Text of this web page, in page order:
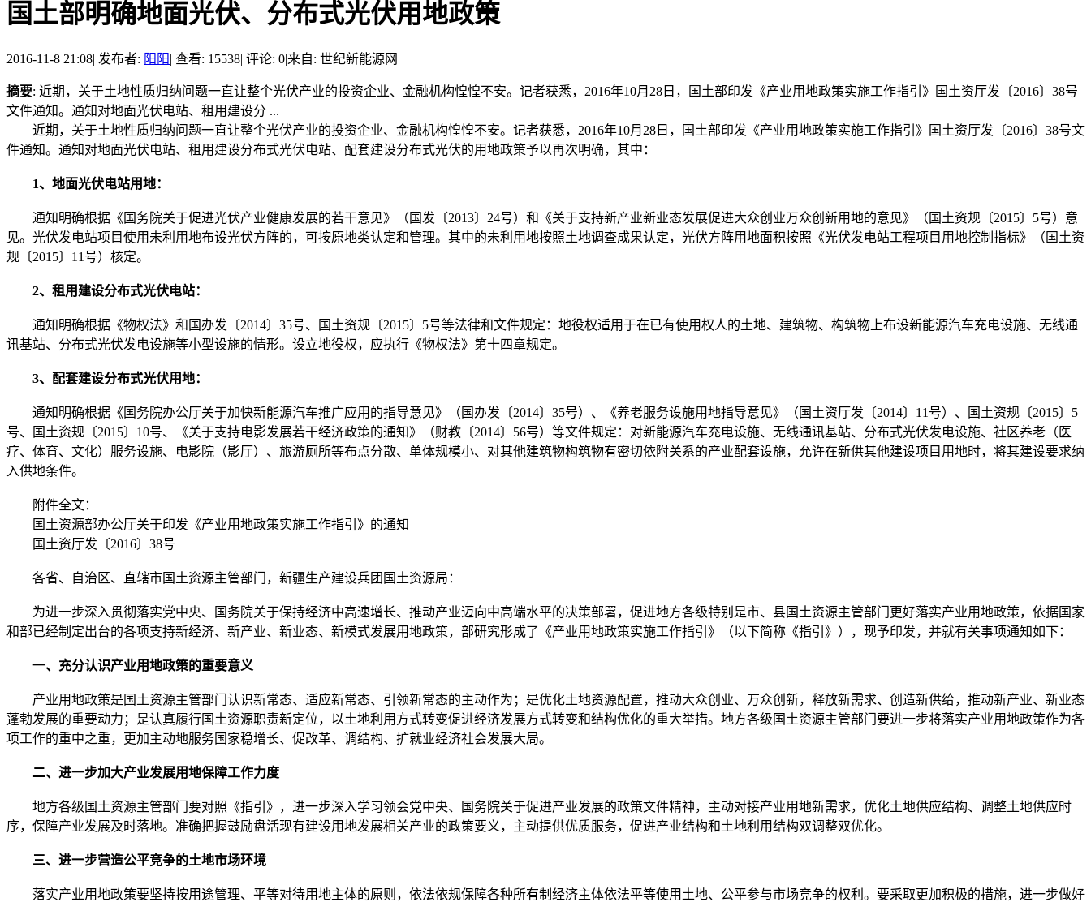
国土部明确地面光伏、分布式光伏用地政策
2016-11-8 21:08| 发布者: 阳阳| 查看: 15538| 评论: 0|来自: 世纪新能源网
摘要: 近期，关于土地性质归纳问题一直让整个光伏产业的投资企业、金融机构惶惶不安。记者获悉，2016年10月28日，国土部印发《产业用地政策实施工作指引》国土资厅发〔2016〕38号
文件通知。通知对地面光伏电站、租用建设分 ...
近期，关于土地性质归纳问题一直让整个光伏产业的投资企业、金融机构惶惶不安。记者获悉，2016年10月28日，国土部印发《产业用地政策实施工作指引》国土资厅发〔2016〕38号文
件通知。通知对地面光伏电站、租用建设分布式光伏电站、配套建设分布式光伏的用地政策予以再次明确，其中：
1、地面光伏电站用地：
通知明确根据《国务院关于促进光伏产业健康发展的若干意见》（国发〔2013〕24号）和《关于支持新产业新业态发展促进大众创业万众创新用地的意见》（国土资规〔2015〕5号）意
见。光伏发电站项目使用未利用地布设光伏方阵的，可按原地类认定和管理。其中的未利用地按照土地调查成果认定，光伏方阵用地面积按照《光伏发电站工程项目用地控制指标》（国土资
规〔2015〕11号）核定。
2、租用建设分布式光伏电站：
通知明确根据《物权法》和国办发〔2014〕35号、国土资规〔2015〕5号等法律和文件规定：地役权适用于在已有使用权人的土地、建筑物、构筑物上布设新能源汽车充电设施、无线通
讯基站、分布式光伏发电设施等小型设施的情形。设立地役权，应执行《物权法》第十四章规定。
3、配套建设分布式光伏用地：
通知明确根据《国务院办公厅关于加快新能源汽车推广应用的指导意见》（国办发〔2014〕35号）、《养老服务设施用地指导意见》（国土资厅发〔2014〕11号）、国土资规〔2015〕5
号、国土资规〔2015〕10号、《关于支持电影发展若干经济政策的通知》（财教〔2014〕56号）等文件规定：对新能源汽车充电设施、无线通讯基站、分布式光伏发电设施、社区养老（医
疗、体育、文化）服务设施、电影院（影厅）、旅游厕所等布点分散、单体规模小、对其他建筑物构筑物有密切依附关系的产业配套设施，允许在新供其他建设项目用地时，将其建设要求纳
入供地条件。
附件全文：
国土资源部办公厅关于印发《产业用地政策实施工作指引》的通知
国土资厅发〔2016〕38号
各省、自治区、直辖市国土资源主管部门，新疆生产建设兵团国土资源局：
为进一步深入贯彻落实党中央、国务院关于保持经济中高速增长、推动产业迈向中高端水平的决策部署，促进地方各级特别是市、县国土资源主管部门更好落实产业用地政策，依据国家
和部已经制定出台的各项支持新经济、新产业、新业态、新模式发展用地政策，部研究形成了《产业用地政策实施工作指引》（以下简称《指引》），现予印发，并就有关事项通知如下：
一、充分认识产业用地政策的重要意义
产业用地政策是国土资源主管部门认识新常态、适应新常态、引领新常态的主动作为；是优化土地资源配置，推动大众创业、万众创新，释放新需求、创造新供给，推动新产业、新业态
蓬勃发展的重要动力；是认真履行国土资源职责新定位，以土地利用方式转变促进经济发展方式转变和结构优化的重大举措。地方各级国土资源主管部门要进一步将落实产业用地政策作为各
项工作的重中之重，更加主动地服务国家稳增长、促改革、调结构、扩就业经济社会发展大局。
二、进一步加大产业发展用地保障工作力度
地方各级国土资源主管部门要对照《指引》，进一步深入学习领会党中央、国务院关于促进产业发展的政策文件精神，主动对接产业用地新需求，优化土地供应结构、调整土地供应时
序，保障产业发展及时落地。准确把握鼓励盘活现有建设用地发展相关产业的政策要义，主动提供优质服务，促进产业结构和土地利用结构双调整双优化。
三、进一步营造公平竞争的土地市场环境
落实产业用地政策要坚持按用途管理、平等对待用地主体的原则，依法依规保障各种所有制经济主体依法平等使用土地、公平参与市场竞争的权利。要采取更加积极的措施，进一步做好